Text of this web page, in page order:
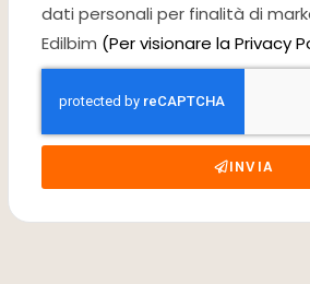
dati personali per finalità di
Edilbim (Per visionare la Privacy
INVIA